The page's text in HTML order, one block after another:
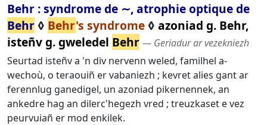
Behr : syndrome de ∼, atrophie optique de
Behr ◊ Behr's syndrome ◊ azoniad g. Behr,
isteñv g. gweledel Behr ― Geriadur ar vezekniezh
Seurtad isteñv a 'n div nervenn weled, familhel a-
wechoù, o teraouiñ er vabaniezh ; kevret alies gant ar
ferennlug ganedigel, un azoniad pikernennek, an
ankedre hag an dilerc'hegezh vred ; treuzkaset e vez
peurvuiañ er mod enkilek.